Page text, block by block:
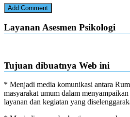
Layanan Asesmen Psikologi
Tujuan dibuatnya Web ini
* Menjadi media komunikasi antara
masyarakat umum dalam
layanan dan kegiatan yang